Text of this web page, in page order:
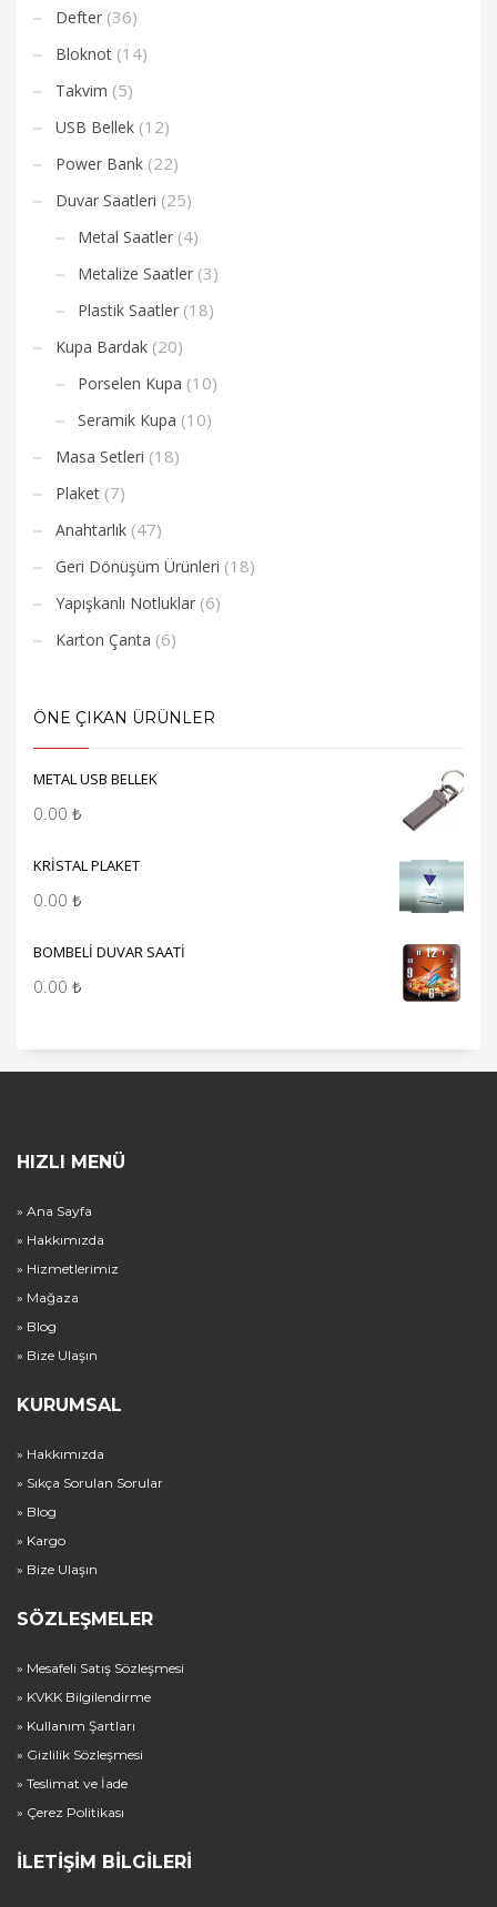
Defter (36)
Bloknot (14)
Takvim (5)
USB Bellek (12)
Power Bank (22)
Duvar Saatleri (25)
Metal Saatler (4)
Metalize Saatler (3)
Plastik Saatler (18)
Kupa Bardak (20)
Porselen Kupa (10)
Seramik Kupa (10)
Masa Setleri (18)
Plaket (7)
Anahtarlık (47)
Geri Dönüşüm Ürünleri (18)
Yapışkanlı Notluklar (6)
Karton Çanta (6)
ÖNE ÇIKAN ÜRÜNLER
METAL USB BELLEK
0.00 ₺
KRİSTAL PLAKET
0.00 ₺
BOMBELİ DUVAR SAATİ
0.00 ₺
HIZLI MENÜ
» Ana Sayfa
» Hakkımızda
» Hizmetlerimiz
» Mağaza
» Blog
» Bize Ulaşın
KURUMSAL
» Hakkımızda
» Sıkça Sorulan Sorular
» Blog
» Kargo
» Bize Ulaşın
SÖZLEŞMELER
» Mesafeli Satış Sözleşmesi
» KVKK Bilgilendirme
» Kullanım Şartları
» Gizlilik Sözleşmesi
» Teslimat ve İade
» Çerez Politikası
İLETIŞIM BILGILERI